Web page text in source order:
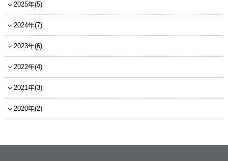
2025年(5)
2024年(7)
2023年(6)
2022年(4)
2021年(3)
2020年(2)